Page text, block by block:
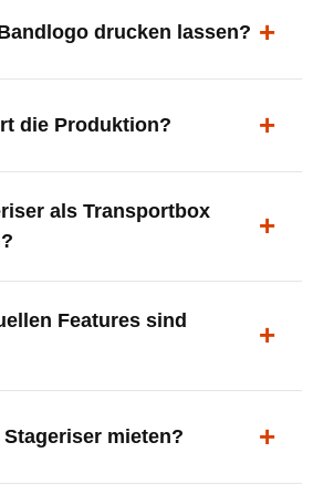
und gut sichtbar.drucken lassen?
Marke.
die Produktion?
kostenfrei.
als Transportbox
Features sind
mieten?